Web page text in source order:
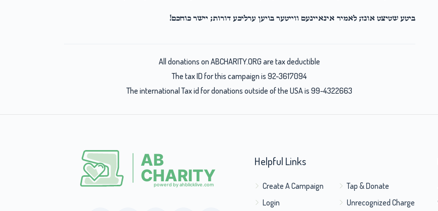
ביטע שטיצט אונז; לאמיר אינאיינעם ווייטער בויען ערליכע דורות; יישר כוחכם!
All donations on ABCHARITY.ORG are tax deductible
The tax ID for this campaign is 92-3617094
The international Tax id for donations outside of the USA is 99-4322663
Helpful Links
Create A Campaign
Login
Tap & Donate
Unrecognized Charge